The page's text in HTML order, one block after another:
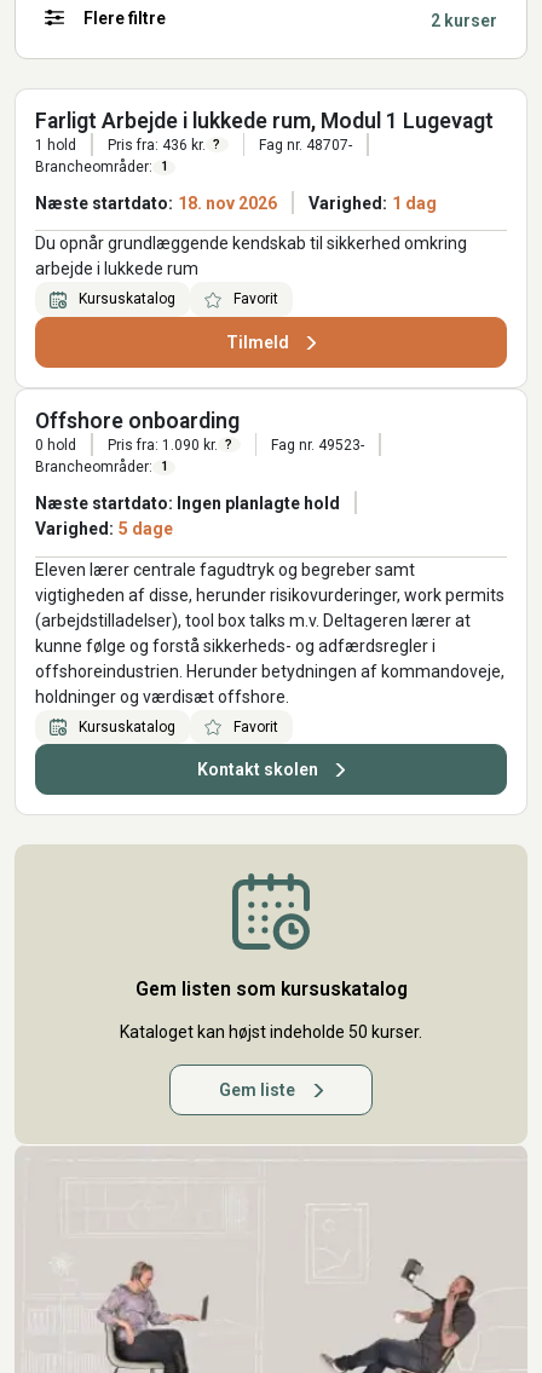
Flere filtre 2 kurser
Farligt Arbejde i lukkede rum, Modul 1 Lugevagt
1 hold Pris fra: 436 kr. ?
Fag nr. 48707-
Brancheområder:
1
Næste startdato: 18. nov 2026 Varighed: 1 dag
Du opnår grundlæggende kendskab til sikkerhed omkring
arbejde i lukkede rum
Kursuskatalog Favorit
Tilmeld
Offshore onboarding
0 hold Pris fra: 1.090 kr. ?
Fag nr. 49523-
Brancheområder:
1
Næste startdato: Ingen planlagte hold
Varighed: 5 dage
Eleven lærer centrale fagudtryk og begreber samt
vigtigheden af disse, herunder risikovurderinger, work permits
(arbejdstilladelser), tool box talks m.v. Deltageren lærer at
kunne følge og forstå sikkerheds- og adfærdsregler i
offshoreindustrien. Herunder betydningen af kommandoveje,
holdninger og værdisæt offshore.
Kursuskatalog Favorit
Kontakt skolen
Gem listen som kursuskatalog
Kataloget kan højst indeholde 50 kurser.
Gem liste